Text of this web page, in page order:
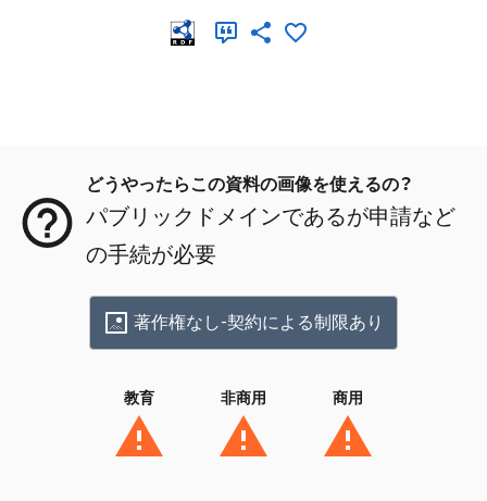
どうやったらこの資料の画像を使えるの？
パブリックドメインであるが申請など
の手続が必要
著作権なし-契約による制限あり
教育 非商用 商用